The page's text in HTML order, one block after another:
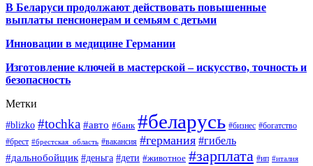
В Беларуси продолжают действовать повышенные
выплаты пенсионерам и семьям с детьми
Инновации в медицине Германии
Изготовление ключей в мастерской – искусство, точность и
безопасность
Метки
#blizko #tochka #авто #банк #беларусь #бизнес #богатство
#брест #брестская_область #вакансия #германия #гибель
#дальнобойщик #деньга #дети #животное #зарплата #ип #италия